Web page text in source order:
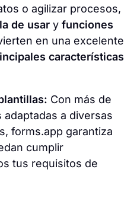
o agilizar procesos,
de usar y funciones
en una excelente
características
Con más de
a diversas
forms.app garantiza
cumplir
tus requisitos de